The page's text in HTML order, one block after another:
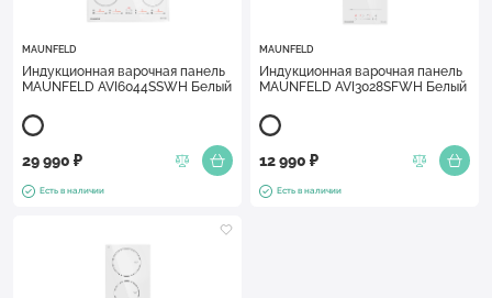
MAUNFELD
Индукционная варочная панель
MAUNFELD AVI6044SSWH Белый
29 990 ₽
Есть в наличии
MAUNFELD
Индукционная варочная панель
MAUNFELD AVI3028SFWH Белый
12 990 ₽
Есть в наличии